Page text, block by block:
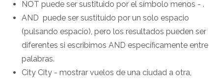
NOT puede ser sustituido por el símbolo menos - .
AND puede ser sustituido por un solo espacio
(pulsando espacio), pero los resultados pueden ser
diferentes si escribimos AND específicamente entre
palabras.
City City - mostrar vuelos de una ciudad a otra,